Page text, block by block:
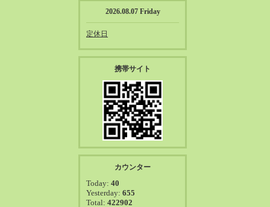
2026.08.07 Friday
定休日
携帯サイト
カウンター
Today: 40
Yesterday: 655
Total: 422902